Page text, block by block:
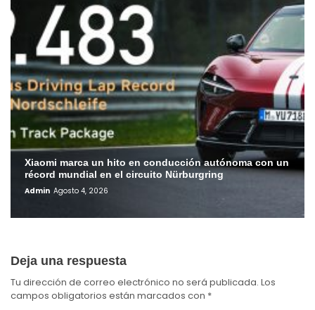
Xiaomi marca un hito en conducción autónoma con un
récord mundial en el circuito Nürburgring
Admin Agosto 4, 2026
Deja una respuesta
Tu dirección de correo electrónico no será publicada. Los
campos obligatorios están marcados con *